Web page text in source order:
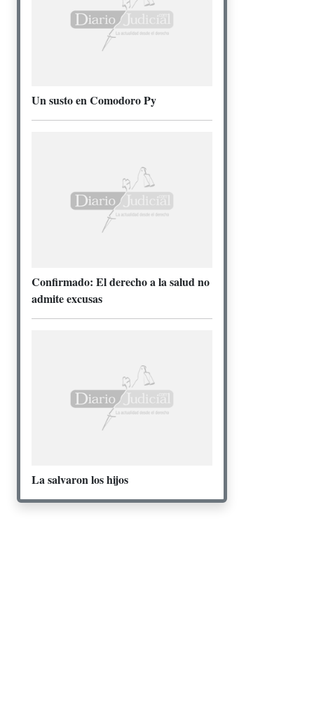
Un susto en Comodoro Py
Confirmado: El derecho a la salud no
admite excusas
La salvaron los hijos